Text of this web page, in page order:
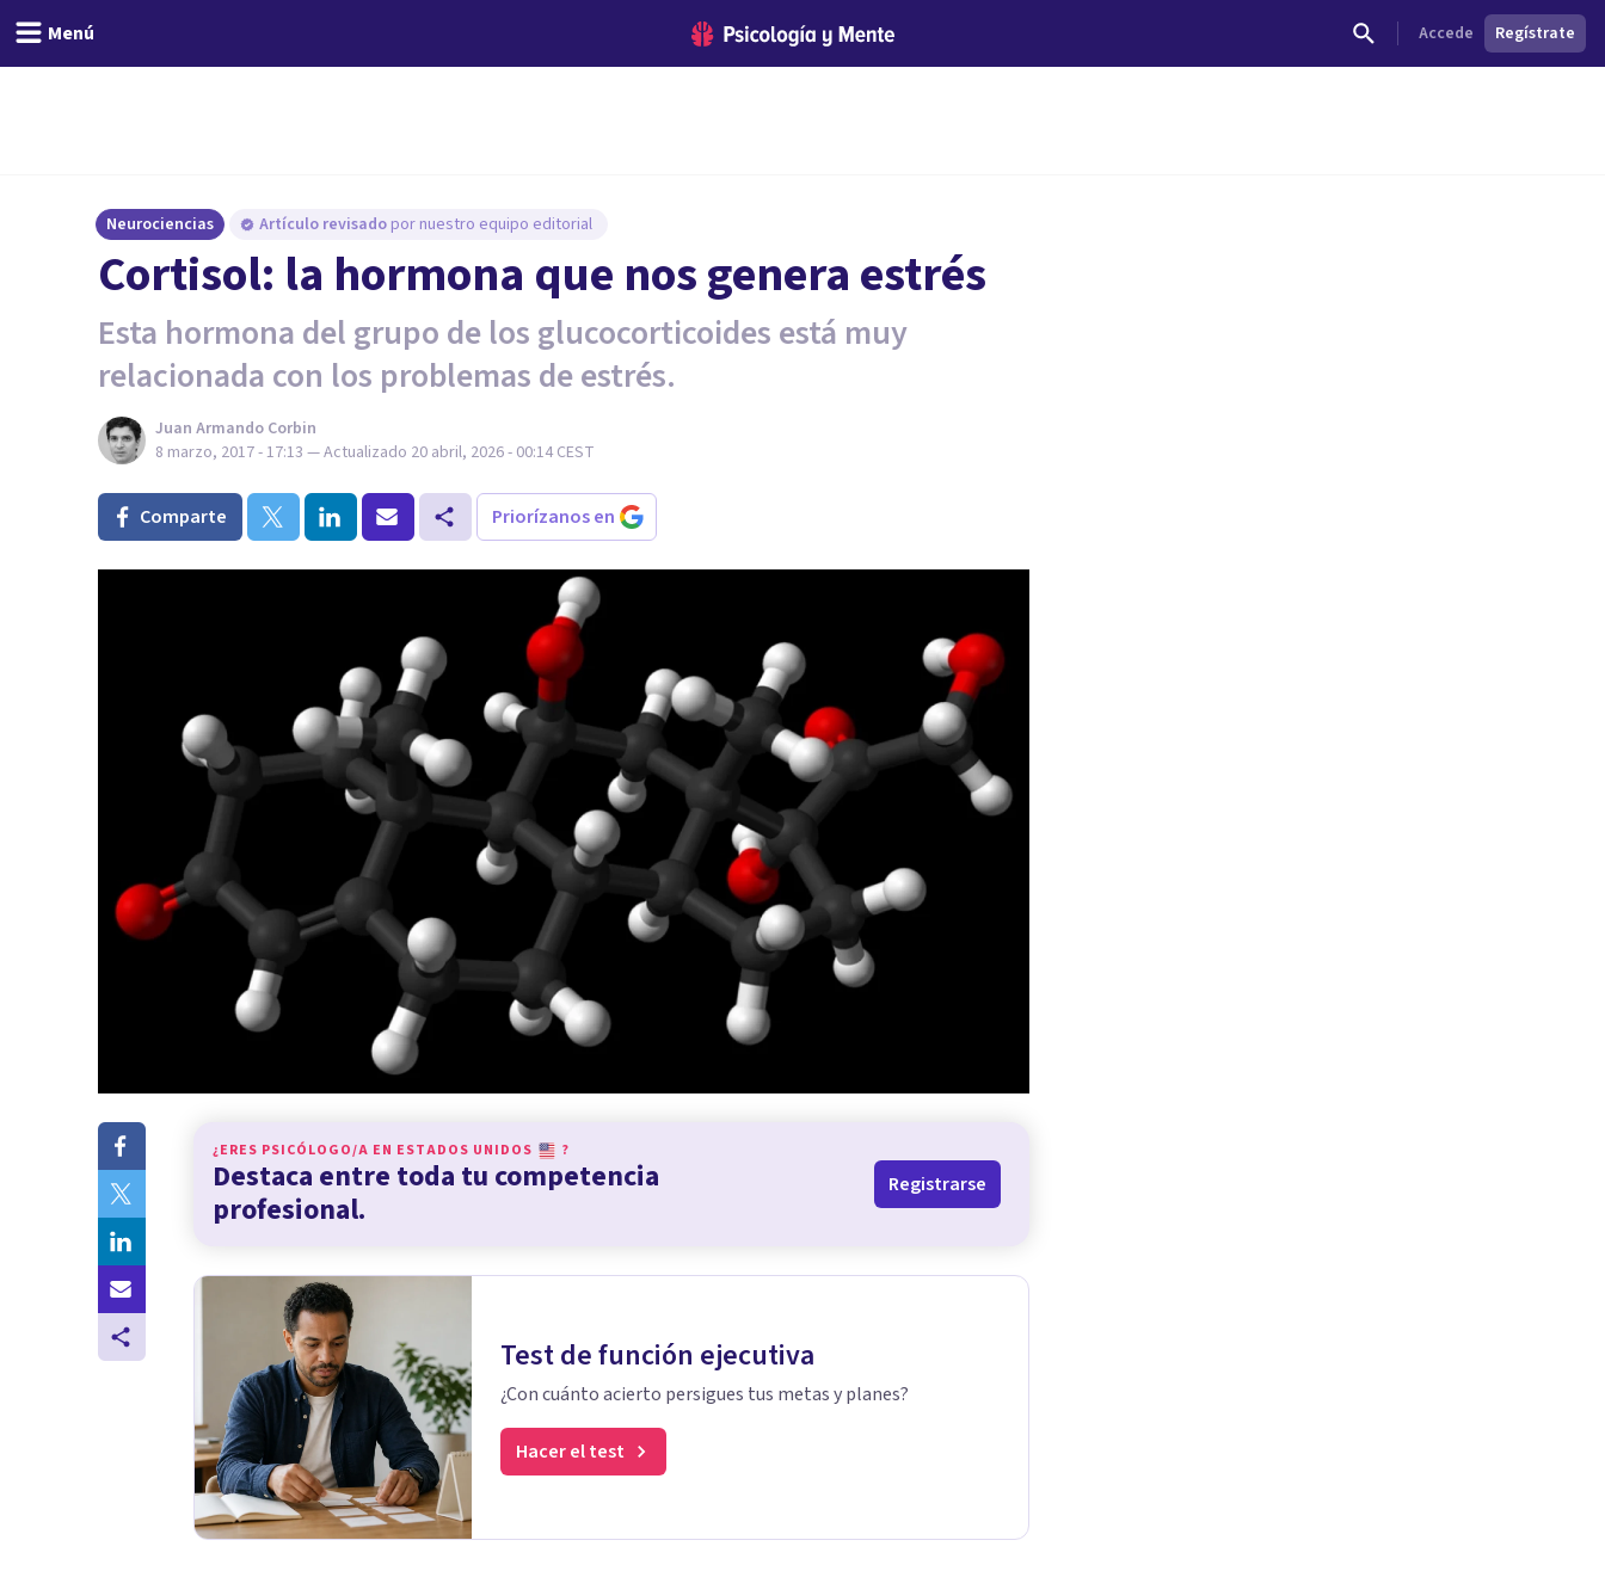
Menú Accede Regístrate
Neurociencias Artículo revisado por nuestro equipo editorial
Cortisol: la hormona que nos genera estrés
Esta hormona del grupo de los glucocorticoides está muy
relacionada con los problemas de estrés.
Juan Armando Corbin
8 marzo, 2017 - 17:13 — Actualizado 20 abril, 2026 - 00:14 CEST
Comparte Priorízanos en
¿ERES PSICÓLOGO/A EN ESTADOS UNIDOS ?
Destaca entre toda tu competencia
profesional.
Registrarse
Test de función ejecutiva
¿Con cuánto acierto persigues tus metas y planes?
Hacer el test